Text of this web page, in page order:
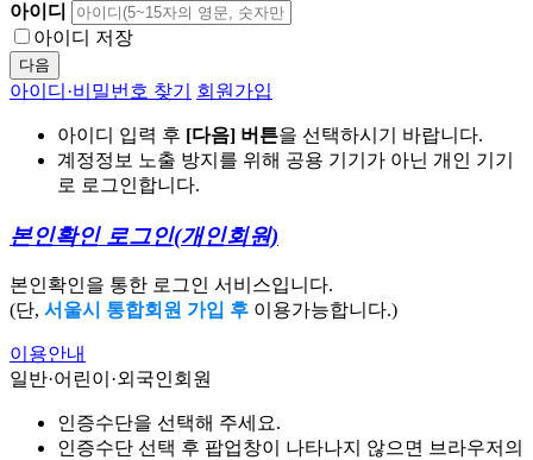
아이디
아이디 저장
다음
아이디·비밀번호 찾기 회원가입
아이디 입력 후 [다음] 버튼을 선택하시기 바랍니다.
계정정보 노출 방지를 위해 공용 기기가 아닌 개인 기기
로 로그인합니다.
본인확인 로그인(개인회원)
본인확인을 통한 로그인 서비스입니다.
(단, 서울시 통합회원 가입 후 이용가능합니다.)
이용안내
일반·어린이·외국인회원
인증수단을 선택해 주세요.
인증수단 선택 후 팝업창이 나타나지 않으면 브라우저의